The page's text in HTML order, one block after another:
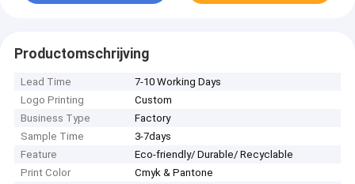
Productomschrijving
Lead Time
7-10 Working Days
Logo Printing
Custom
Business Type
Factory
Sample Time
3-7days
Feature
Eco-friendly/ Durable/ Recyclable
Print Color
Cmyk & Pantone